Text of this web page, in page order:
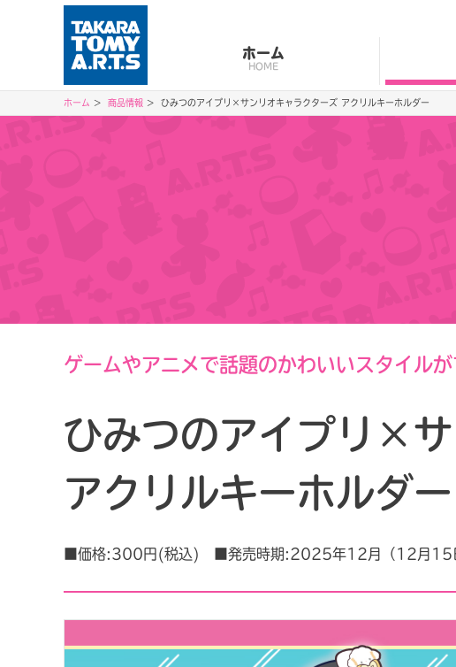
ホーム
HOME
ホーム 商品情報 ひみつのアイプリ×サンリオキャラクターズ アクリルキーホルダー
ゲームやアニメで話題のかわいいスタイル
ひみつのアイプリ×
アクリルキーホルダー
■価格:300円(税込) ■発売時期:2025年12月（12月15日